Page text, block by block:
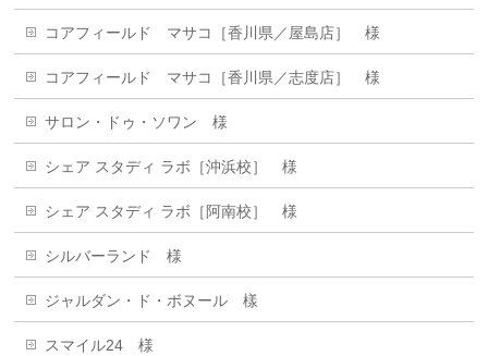
コアフィールド マサコ［香川県／屋島店］ 様
コアフィールド マサコ［香川県／志度店］ 様
サロン・ドゥ・ソワン 様
シェア スタディ ラボ［沖浜校］ 様
シェア スタディ ラボ［阿南校］ 様
シルバーランド 様
ジャルダン・ド・ボヌール 樣
スマイル24 様